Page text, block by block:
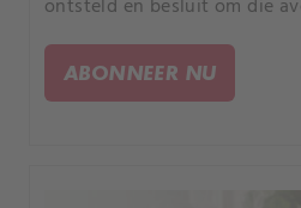
ontsteld en besluit om die
ABONNEER NU